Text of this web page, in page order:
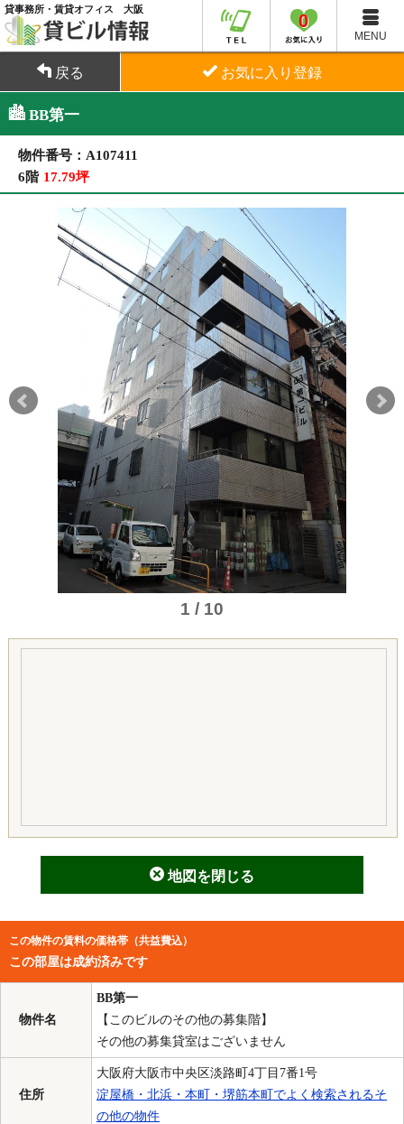
貸事務所・賃貸オフィス 大阪
MENU
0
戻る お気に入り登録
BB第一
物件番号：A107411
6階 17.79坪
1 / 10
地図を閉じる
この物件の賃料の価格帯（共益費込）
この部屋は成約済みです
物件名
BB第一
【このビルのその他の募集階】
その他の募集貸室はございません
住所
大阪府大阪市中央区淡路町4丁目7番1号
淀屋橋・北浜・本町・堺筋本町でよく検索されるそ
の他の物件